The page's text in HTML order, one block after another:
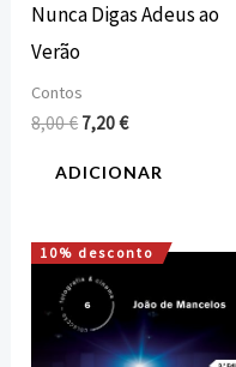
Nunca Digas Adeus ao
Verão
Contos
8,00€ 7,20€
ADICIONAR
10% desconto
O
preço
original
era:
12,00 €.
O
atual
é:
10,80 €.